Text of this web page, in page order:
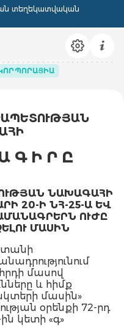
տեղեկատվական
Գ Ի Ր Ը
ՆԱԽԱԳԱՀԻ
20-Ի ՆՀ-25-Ա ԵՎ
ՈՒԺԸ
ՄԱՍԻՆ
մասով
և հիմք
մասին»
օրենքի 72-րդ
կետի «գ»